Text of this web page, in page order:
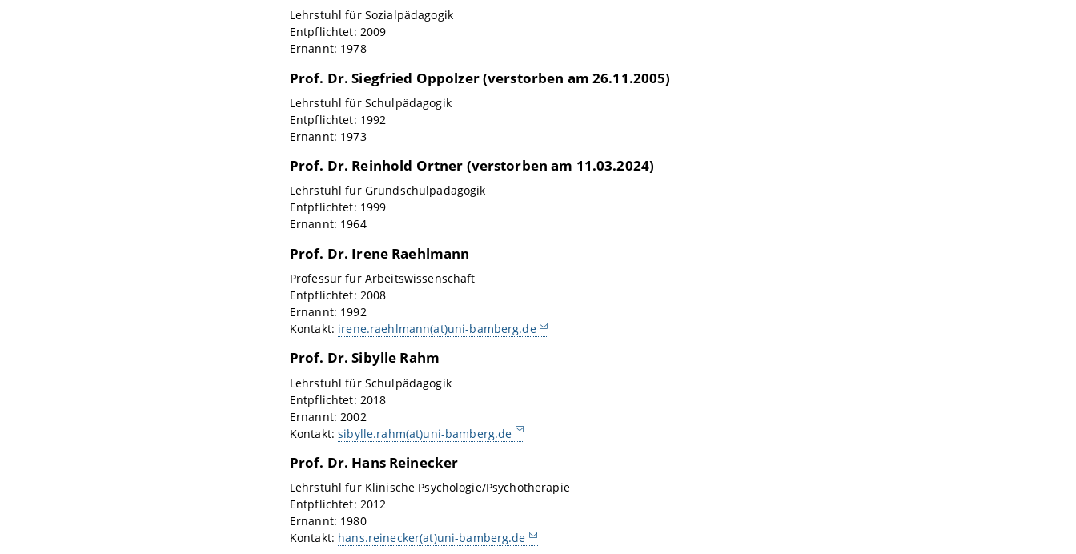
Lehrstuhl für Sozialpädagogik
Entpflichtet: 2009
Ernannt: 1978
Prof. Dr. Siegfried Oppolzer (verstorben am 26.11.2005)
Lehrstuhl für Schulpädagogik
Entpflichtet: 1992
Ernannt: 1973
Prof. Dr. Reinhold Ortner (verstorben am 11.03.2024)
Lehrstuhl für Grundschulpädagogik
Entpflichtet: 1999
Ernannt: 1964
Prof. Dr. Irene Raehlmann
Professur für Arbeitswissenschaft
Entpflichtet: 2008
Ernannt: 1992
Kontakt: irene.raehlmann(at)uni-bamberg.de
Prof. Dr. Sibylle Rahm
Lehrstuhl für Schulpädagogik
Entpflichtet: 2018
Ernannt: 2002
Kontakt:sibylle.rahm(at)uni-bamberg.de
Prof. Dr. Hans Reinecker
Lehrstuhl für Klinische Psychologie/Psychotherapie
Entpflichtet: 2012
Ernannt: 1980
Kontakt: hans.reinecker(at)uni-bamberg.de